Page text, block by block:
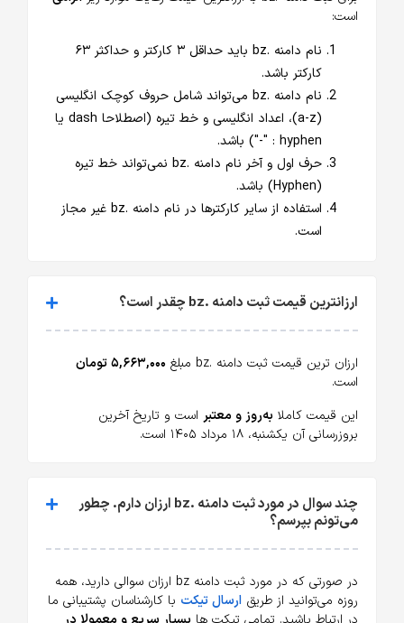
است:
نام دامنه .bz باید حداقل ۳ کارکتر و حداکثر ۶۳
کارکتر باشد.
نام دامنه .bz می‌تواند شامل حروف کوچک انگلیسی
(a-z)، اعداد انگلیسی و خط تیره (اصطلاحا dash یا
hyphen : "-") باشد.
حرف اول و آخر نام دامنه .bz نمی‌تواند خط تیره
(Hyphen) باشد.
استفاده از سایر کارکترها در نام دامنه .bz غیر مجاز
است.
ارزانترین قیمت ثبت دامنه .bz چقدر است؟
ارزان ترین قیمت ثبت دامنه .bz مبلغ
۵,۶۶۳,۰۰۰ تومان
است.
این قیمت کاملا به‌روز و معتبر است و تاریخ آخرین
بروزرسانی آن یکشنبه، ۱۸ مرداد ۱۴۰۵ است.
چند سوال در مورد ثبت دامنه .bz ارزان دارم. چطور
می‌تونم بپرسم؟
در صورتی که در مورد ثبت دامنه bz ارزان سوالی دارید، همه
روزه می‌توانید از طریق ارسال تیکت با کارشناسان پشتیبانی ما